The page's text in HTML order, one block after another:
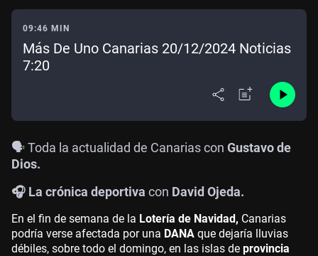
09:46 MIN
Más De Uno Canarias 20/12/2024 Noticias
7:20
🗣️ Toda la actualidad de Canarias con Gustavo de
Dios.
🎧 La crónica deportiva con David Ojeda.
En el fin de semana de la Lotería de Navidad, Canarias
podría verse afectada por una DANA que dejaría lluvias
débiles, sobre todo el domingo, en las islas de provincia